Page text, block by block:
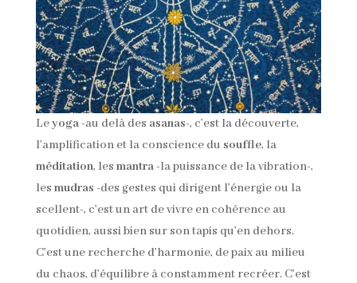
Leyoga-au delà des asanas-, c’est la découverte,
l’amplification et la conscience du souffle, la
méditation, les mantra-la puissance de la vibration-,
les mudras -des gestes qui dirigent l’énergie ou la
scellent-, c’est un art de vivre en cohérence au
quotidien, aussi bien sur son tapis qu’en dehors.
C’est une recherche d’harmonie, de paix au milieu
du chaos, d’équilibre à constamment recréer. C’est